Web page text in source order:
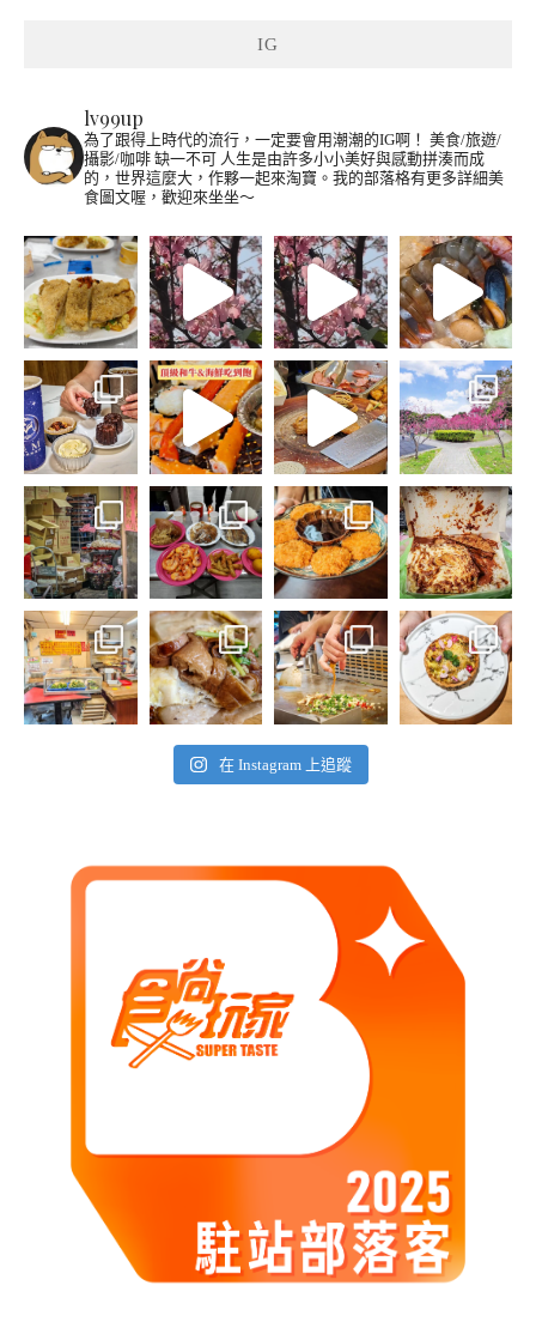
IG
lv99up
為了跟得上時代的流行，一定要會用潮潮的IG啊！ 美食/旅遊/
攝影/咖啡 缺一不可 人生是由許多小小美好與感動拼湊而成
的，世界這麼大，作夥一起來淘寶。我的部落格有更多詳細美
食圖文喔，歡迎來坐坐～
在 Instagram 上追蹤